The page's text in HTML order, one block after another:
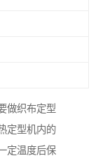
做织布定型
定型机内的
定温度后保